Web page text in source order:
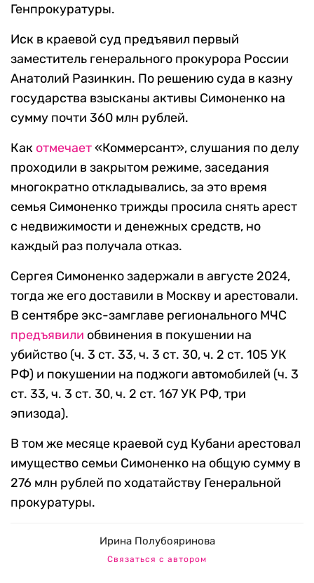
Генпрокуратуры.
Иск в краевой суд предъявил первый
заместитель генерального прокурора России
Анатолий Разинкин. По решению суда в казну
государства взысканы активы Симоненко на
сумму почти 360 млн рублей.
Как отмечает«Коммерсант», слушания по делу
проходили в закрытом режиме, заседания
многократно откладывались, за это время
семья Симоненко трижды просила снять арест
с недвижимости и денежных средств, но
каждый раз получала отказ.
Сергея Симоненко задержали в августе 2024,
тогда же его доставили в Москву и арестовали.
В сентябре экс-замглаве регионального МЧС
предъявили обвинения в покушении на
убийство (ч. 3 ст. 33, ч. 3 ст. 30, ч. 2 ст. 105 УК
РФ) и покушении на поджоги автомобилей (ч. 3
ст. 33, ч. 3 ст. 30, ч. 2 ст. 167 УК РФ, три
эпизода).
В том же месяце краевой суд Кубани арестовал
имущество семьи Симоненко на общую сумму в
276 млн рублей по ходатайству Генеральной
прокуратуры.
Ирина Полубояринова
Связаться с автором